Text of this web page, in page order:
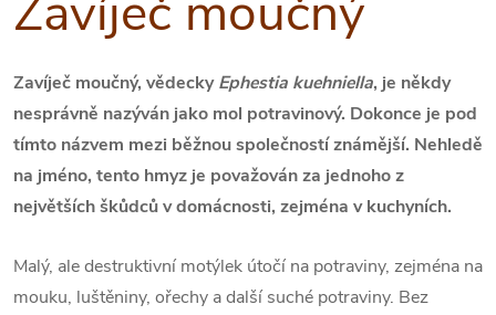
Zavíječ moučný, vědeckyEphestia kuehniella, je někdy
nesprávně nazýván jako mol potravinový. Dokonce je pod
tímto názvem mezi běžnou společností známější. Nehledě
na jméno, tento hmyz je považován za jednoho z
největších škůdců v domácnosti, zejména v kuchyních.
Malý, ale destruktivní motýlek útočí na potraviny, zejména na
mouku, luštěniny, ořechy a další suché potraviny. Bez